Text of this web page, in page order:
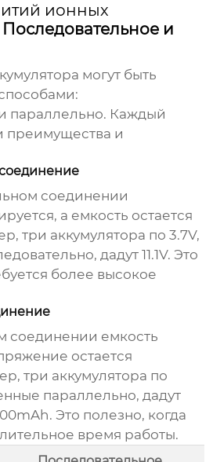
ионных
Последовательное и
могут быть
параллельно. Каждый
преимущества и
соединении
а емкость остается
три аккумулятора по 3.7V,
дадут 11.1V. Это
более высокое
соединении емкость
остается
три аккумулятора по
параллельно, дадут
Это полезно, когда
время работы.